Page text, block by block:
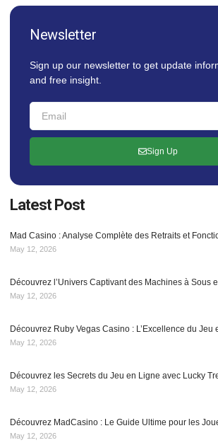
Newsletter
Sign up our newsletter to get update
and free insight.
Sign Up
Latest Post
Mad Casino : Analyse Complète des Retraits et
May 12, 2026
Découvrez l’Univers Captivant des Machines à Sous
May 12, 2026
Découvrez Ruby Vegas Casino : L’Excellence du Jeu
May 12, 2026
Découvrez les Secrets du Jeu en Ligne avec Lucky
May 12, 2026
Découvrez MadCasino : Le Guide Ultime pour les
May 12, 2026